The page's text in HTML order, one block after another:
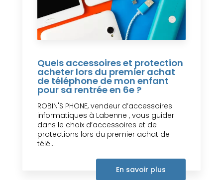
Quels accessoires et protection
acheter lors du premier achat
de téléphone de mon enfant
pour sa rentrée en 6e ?
ROBIN'S PHONE, vendeur d’accessoires
informatiques à Labenne , vous guider
dans le choix d’accessoires et de
protections lors du premier achat de
télé...
En savoir plus